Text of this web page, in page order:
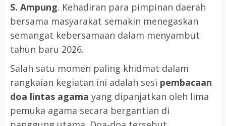
S. Ampung. Kehadiran para pimpinan daerah
bersama masyarakat semakin menegaskan
semangat kebersamaan dalam menyambut
tahun baru 2026.
Salah satu momen paling khidmat dalam
rangkaian kegiatan ini adalah sesi pembacaan
doa lintas agama yang dipanjatkan oleh lima
pemuka agama secara bergantian di